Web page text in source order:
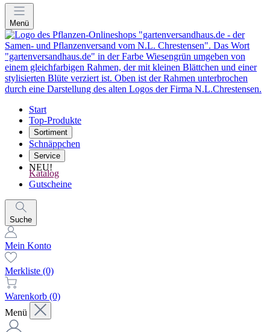
Menü
Start
Top-Produkte
Sortiment
Schnäppchen
Service
NEU!
Katalog
Gutscheine
Suche
Mein Konto
Merkliste (0)
Warenkorb (0)
Menü